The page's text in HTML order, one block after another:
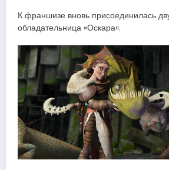
К франшизе вновь присоединилась
обладательница «Оскара».